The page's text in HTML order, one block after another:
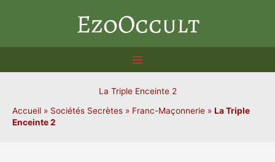
EzoOccult
La Triple Enceinte 2
Accueil » Sociétés Secrètes » Franc-Maçonnerie » La Triple
Enceinte 2